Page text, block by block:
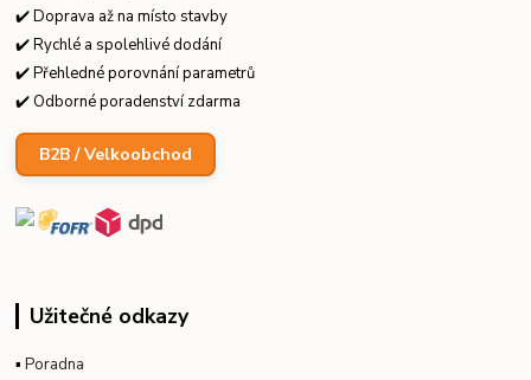
✔️ Doprava až na místo stavby
✔️ Rychlé a spolehlivé dodání
✔️ Přehledné porovnání parametrů
✔️ Odborné poradenství zdarma
B2B / Velkoobchod
Užitečné odkazy
▪Poradna